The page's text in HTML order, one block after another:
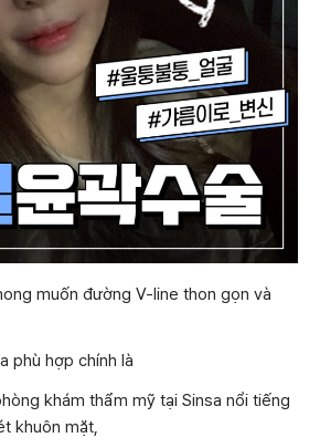
muốn đường V-line thon gọn và
phù hợp chính là
khám thẩm mỹ tại Sinsa nổi tiếng
khuôn mặt,